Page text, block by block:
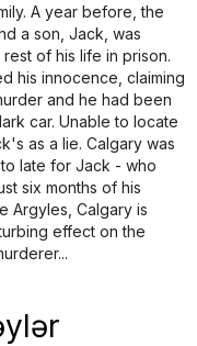
A year before, the
a son, Jack, was
of his life in prison.
his innocence, claiming
and he had been
car. Unable to locate
as a lie. Calgary was
late for Jack - who
six months of his
Argyles, Calgary is
effect on the